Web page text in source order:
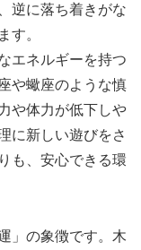
逆に落ち着きがな
す。
エネルギーを持つ
や蠍座のような慎
や体力が低下しや
に新しい遊びをさ
も、安心できる環
」の象徴です。木